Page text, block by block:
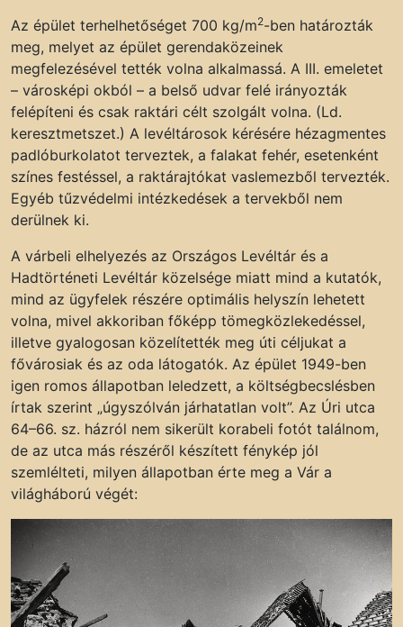
Az épület terhelhetőséget 700 kg/m2-ben határozták
meg, melyet az épület gerendaközeinek
megfelezésével tették volna alkalmassá. A III. emeletet
– városképi okból – a belső udvar felé irányozták
felépíteni és csak raktári célt szolgált volna. (Ld.
keresztmetszet.) A levéltárosok kérésére hézagmentes
padlóburkolatot terveztek, a falakat fehér, esetenként
színes festéssel, a raktárajtókat vaslemezből tervezték.
Egyéb tűzvédelmi intézkedések a tervekből nem
derülnek ki.
A várbeli elhelyezés az Országos Levéltár és a
Hadtörténeti Levéltár közelsége miatt mind a kutatók,
mind az ügyfelek részére optimális helyszín lehetett
volna, mivel akkoriban főképp tömegközlekedéssel,
illetve gyalogosan közelítették meg úti céljukat a
fővárosiak és az oda látogatók. Az épület 1949-ben
igen romos állapotban leledzett, a költségbecslésben
írtak szerint „úgyszólván járhatatlan volt”. Az Úri utca
64–66. sz. házról nem sikerült korabeli fotót találnom,
de az utca más részéről készített fénykép jól
szemlélteti, milyen állapotban érte meg a Vár a
világháború végét: